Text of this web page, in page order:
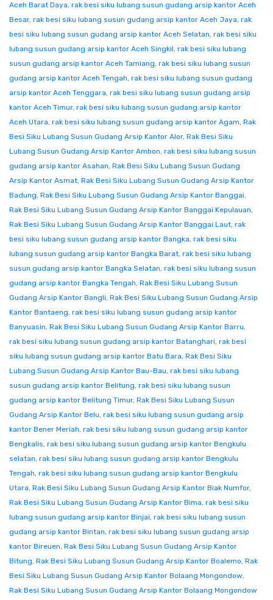
Aceh Barat Daya, rak besi siku lubang susun gudang arsip kantor Aceh
Besar, rak besi siku lubang susun gudang arsip kantor Aceh Jaya, rak
besi siku lubang susun gudang arsip kantor Aceh Selatan, rak besi siku
lubang susun gudang arsip kantor Aceh Singkil, rak besi siku lubang
susun gudang arsip kantor Aceh Tamiang, rak besi siku lubang susun
gudang arsip kantor Aceh Tengah, rak besi siku lubang susun gudang
arsip kantor Aceh Tenggara, rak besi siku lubang susun gudang arsip
kantor Aceh Timur, rak besi siku lubang susun gudang arsip kantor
Aceh Utara, rak besi siku lubang susun gudang arsip kantor Agam, Rak
Besi Siku Lubang Susun Gudang Arsip Kantor Alor, Rak Besi Siku
Lubang Susun Gudang Arsip Kantor Ambon, rak besi siku lubang susun
gudang arsip kantor Asahan, Rak Besi Siku Lubang Susun Gudang
Arsip Kantor Asmat, Rak Besi Siku Lubang Susun Gudang Arsip Kantor
Badung, Rak Besi Siku Lubang Susun Gudang Arsip Kantor Banggai,
Rak Besi Siku Lubang Susun Gudang Arsip Kantor Banggai Kepulauan,
Rak Besi Siku Lubang Susun Gudang Arsip Kantor Banggai Laut, rak
besi siku lubang susun gudang arsip kantor Bangka, rak besi siku
lubang susun gudang arsip kantor Bangka Barat, rak besi siku lubang
susun gudang arsip kantor Bangka Selatan, rak besi siku lubang susun
gudang arsip kantor Bangka Tengah, Rak Besi Siku Lubang Susun
Gudang Arsip Kantor Bangli, Rak Besi Siku Lubang Susun Gudang Arsip
Kantor Bantaeng, rak besi siku lubang susun gudang arsip kantor
Banyuasin, Rak Besi Siku Lubang Susun Gudang Arsip Kantor Barru,
rak besi siku lubang susun gudang arsip kantor Batanghari, rak besi
siku lubang susun gudang arsip kantor Batu Bara, Rak Besi Siku
Lubang Susun Gudang Arsip Kantor Bau-Bau, rak besi siku lubang
susun gudang arsip kantor Belitung, rak besi siku lubang susun
gudang arsip kantor Belitung Timur, Rak Besi Siku Lubang Susun
Gudang Arsip Kantor Belu, rak besi siku lubang susun gudang arsip
kantor Bener Meriah, rak besi siku lubang susun gudang arsip kantor
Bengkalis, rak besi siku lubang susun gudang arsip kantor Bengkulu
selatan, rak besi siku lubang susun gudang arsip kantor Bengkulu
Tengah, rak besi siku lubang susun gudang arsip kantor Bengkulu
Utara, Rak Besi Siku Lubang Susun Gudang Arsip Kantor Biak Numfor,
Rak Besi Siku Lubang Susun Gudang Arsip Kantor Bima, rak besi siku
lubang susun gudang arsip kantor Binjai, rak besi siku lubang susun
gudang arsip kantor Bintan, rak besi siku lubang susun gudang arsip
kantor Bireuen, Rak Besi Siku Lubang Susun Gudang Arsip Kantor
Bitung, Rak Besi Siku Lubang Susun Gudang Arsip Kantor Boalemo, Rak
Besi Siku Lubang Susun Gudang Arsip Kantor Bolaang Mongondow,
Rak Besi Siku Lubang Susun Gudang Arsip Kantor Bolaang Mongondow